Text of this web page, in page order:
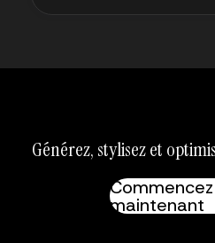
Générez, stylisez et
maintenant